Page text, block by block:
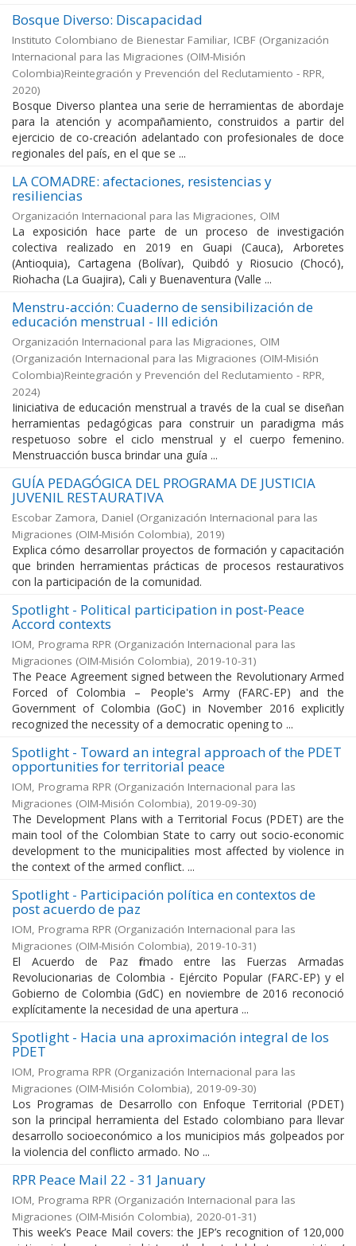
Bosque Diverso: Discapacidad
Instituto Colombiano de Bienestar Familiar, ICBF (Organización
Internacional para las Migraciones (OIM-Misión
Colombia)Reintegración y Prevención del Reclutamiento - RPR,
2020)
Bosque Diverso plantea una serie de herramientas de abordaje
para la atención y acompañamiento, construidos a partir del
ejercicio de co-creación adelantado con profesionales de doce
regionales del país, en el que se ...
LA COMADRE: afectaciones, resistencias y
resiliencias
Organización Internacional para las Migraciones, OIM
La exposición hace parte de un proceso de investigación
colectiva realizado en 2019 en Guapi (Cauca), Arboretes
(Antioquia), Cartagena (Bolívar), Quibdó y Riosucio (Chocó),
Riohacha (La Guajira), Cali y Buenaventura (Valle ...
Menstru-acción: Cuaderno de sensibilización de
educación menstrual - III edición
Organización Internacional para las Migraciones, OIM
(Organización Internacional para las Migraciones (OIM-Misión
Colombia)Reintegración y Prevención del Reclutamiento - RPR,
2024)
Iiniciativa de educación menstrual a través de la cual se diseñan
herramientas pedagógicas para construir un paradigma más
respetuoso sobre el ciclo menstrual y el cuerpo femenino.
Menstruacción busca brindar una guía ...
GUÍA PEDAGÓGICA DEL PROGRAMA DE JUSTICIA
JUVENIL RESTAURATIVA
Escobar Zamora, Daniel (Organización Internacional para las
Migraciones (OIM-Misión Colombia), 2019)
Explica cómo desarrollar proyectos de formación y capacitación
que brinden herramientas prácticas de procesos restaurativos
con la participación de la comunidad.
Spotlight - Political participation in post-Peace
Accord contexts
IOM, Programa RPR (Organización Internacional para las
Migraciones (OIM-Misión Colombia), 2019-10-31)
The Peace Agreement signed between the Revolutionary Armed
Forced of Colombia – People's Army (FARC-EP) and the
Government of Colombia (GoC) in November 2016 explicitly
recognized the necessity of a democratic opening to ...
Spotlight - Toward an integral approach of the PDET
opportunities for territorial peace
IOM, Programa RPR (Organización Internacional para las
Migraciones (OIM-Misión Colombia), 2019-09-30)
The Development Plans with a Territorial Focus (PDET) are the
main tool of the Colombian State to carry out socio-economic
development to the municipalities most affected by violence in
the context of the armed conflict. ...
Spotlight - Participación política en contextos de
post acuerdo de paz
IOM, Programa RPR (Organización Internacional para las
Migraciones (OIM-Misión Colombia), 2019-10-31)
El Acuerdo de Paz firmado entre las Fuerzas Armadas
Revolucionarias de Colombia - Ejército Popular (FARC-EP) y el
Gobierno de Colombia (GdC) en noviembre de 2016 reconoció
explícitamente la necesidad de una apertura ...
Spotlight - Hacia una aproximación integral de los
PDET
IOM, Programa RPR (Organización Internacional para las
Migraciones (OIM-Misión Colombia), 2019-09-30)
Los Programas de Desarrollo con Enfoque Territorial (PDET)
son la principal herramienta del Estado colombiano para llevar
desarrollo socioeconómico a los municipios más golpeados por
la violencia del conflicto armado. No ...
RPR Peace Mail 22 - 31 January
IOM, Programa RPR (Organización Internacional para las
Migraciones (OIM-Misión Colombia), 2020-01-31)
This week’s Peace Mail covers: the JEP’s recognition of 120,000